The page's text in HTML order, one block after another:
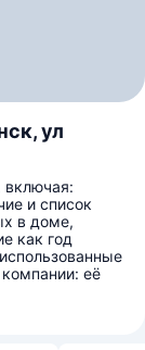
ул
и список
в доме,
как год
её